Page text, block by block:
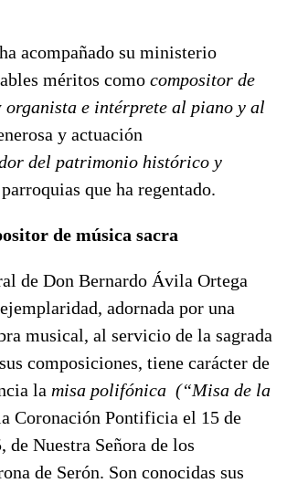
acompañado su ministerio
méritos como compositor de
organista e intérprete al piano y al
y actuación
del patrimonio histórico y
que ha regentado.
de música sacra
de Don Bernardo Ávila Ortega
adornada por una
musical, al servicio de la sagrada
composiciones, tiene carácter de
la misa polifónica (“Misa de la
Coronación Pontificia el 15 de
de Nuestra Señora de los
de Serón. Son conocidas sus